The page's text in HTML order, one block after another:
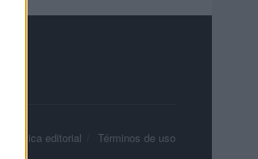
Política editorial Términos de uso